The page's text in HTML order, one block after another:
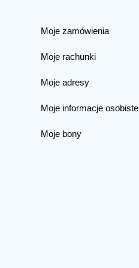
Moje zamówienia
Moje rachunki
Moje adresy
Moje informacje osobiste
Moje bony